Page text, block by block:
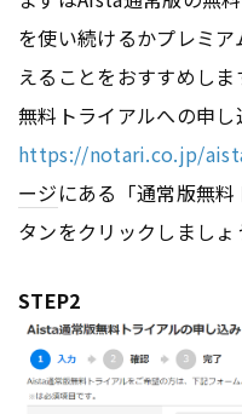
を使い続けるかプレミ
えることをおすすめしま
無料トライアルへの申し
https://notari.co.jp/
ージにある「通常版無
タンをクリックしましょ
STEP2